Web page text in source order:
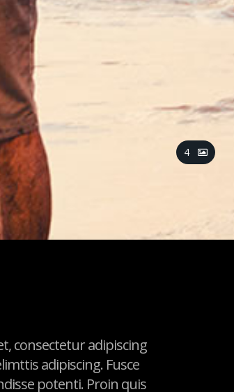
4
consectetur adipiscing
adipiscing. Fusce
potenti. Proin quis